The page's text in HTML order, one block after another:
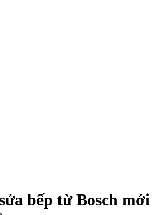
bếp từ Bosch mới